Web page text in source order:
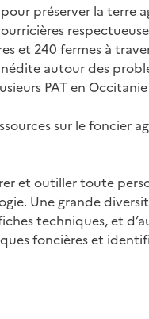
préserver la terre
et 240 fermes à
autour des
PAT en
sur le foncier
et outiller toute
Une grande
techniques, et
foncières et